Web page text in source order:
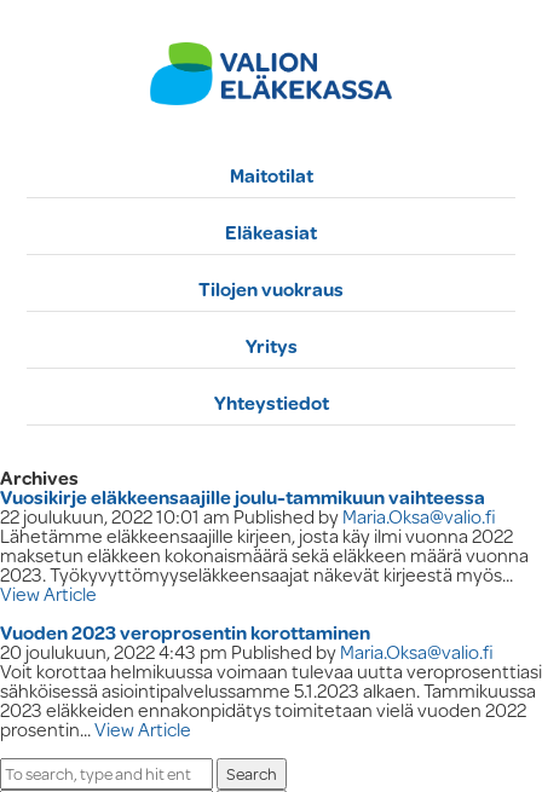
Maitotilat
Eläkeasiat
Tilojen vuokraus
Yritys
Yhteystiedot
Archives
Vuosikirje eläkkeensaajille joulu-tammikuun vaihteessa
22 joulukuun, 2022 10:01 amPublished byMaria.Oksa@valio.fi
Lähetämme eläkkeensaajille kirjeen, josta käy ilmi vuonna 2022
maksetun eläkkeen kokonaismäärä sekä eläkkeen määrä vuonna
2023. Työkyvyttömyyseläkkeensaajat näkevät kirjeestä myös...
View Article
Vuoden 2023 veroprosentin korottaminen
20 joulukuun, 2022 4:43 pm Published byMaria.Oksa@valio.fi
Voit korottaa helmikuussa voimaan tulevaa uutta veroprosenttiasi
sähköisessä asiointipalvelussamme 5.1.2023 alkaen. Tammikuussa
2023 eläkkeiden ennakonpidätys toimitetaan vielä vuoden 2022
prosentin...View Article
Search